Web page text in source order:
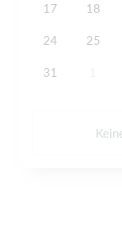
17 18
24 25
31